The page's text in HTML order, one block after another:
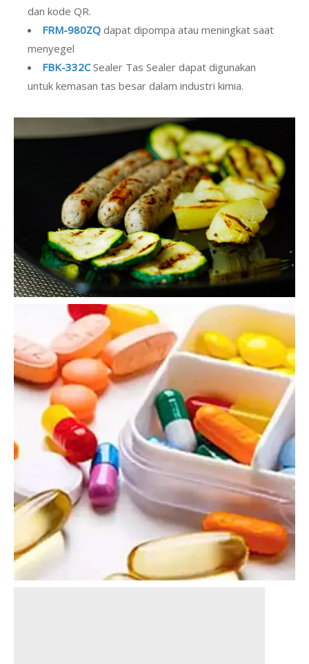
dan kode QR.
FRM-980ZQ dapat dipompa atau meningkat saat
menyegel
FBK-332CSealer Tas Sealer dapat digunakan
untuk kemasan tas besar dalam industri kimia.